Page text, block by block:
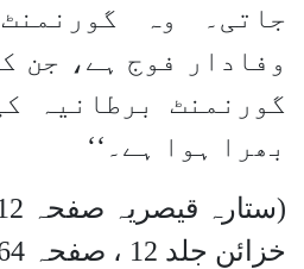
جاتی۔ وہ
وفادار فوج ہے، جن
گورنمنٹ برطانیہ
بھرا ہوا ہے۔‘‘
خزائن جلد 12 ، صفحہ 264 از مرزا قادیانی)